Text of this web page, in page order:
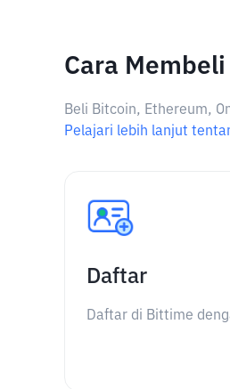
Cara
Beli Bitcoin, Ethereum,
Pelajari lebih lanjut
Daftar
Daftar di Bittime